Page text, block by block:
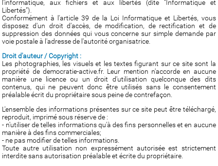
l'informatique, aux fichiers et aux libertés (dite "Informatique et
Libertés").
Conformément à l'article 39 de la Loi Informatique et Libertés, vous
disposez d'un droit d'accès, de modification, de rectification et de
suppression des données qui vous concerne sur simple demande par
voie postale à l'adresse de l'autorité organisatrice.
Droit d'auteur / Copyright :
Les photographies, les visuels et les textes figurant sur ce site sont la
propriété de democratie-active.fr. Leur mention n'accorde en aucune
manière une licence ou un droit d'utilisation quelconque des dits
contenus, qui ne peuvent donc être utilisés sans le consentement
préalable écrit du propriétaire sous peine de contrefaçon.
L'ensemble des informations présentes sur ce site peut être téléchargé,
reproduit, imprimé sous réserve de :
- n'utiliser de telles informations qu'à des fins personnelles et en aucune
manière à des fins commerciales;
- ne pas modifier de telles informations.
Toute autre utilisation non expressément autorisée est strictement
interdite sans autorisation préalable et écrite du propriétaire.